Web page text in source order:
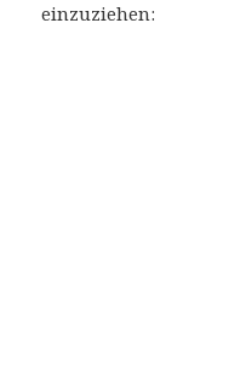
einzuziehen: